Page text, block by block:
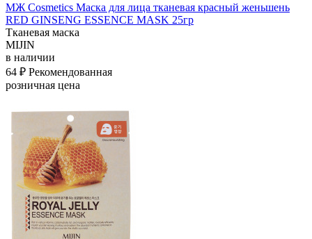
МЖ Cosmetics Маска для лица тканевая красный женьшень
RED GINSENG ESSENCE MASK 25гр
Тканевая маска
MIJIN
в наличии
64 ₽ Рекомендованная
розничная цена